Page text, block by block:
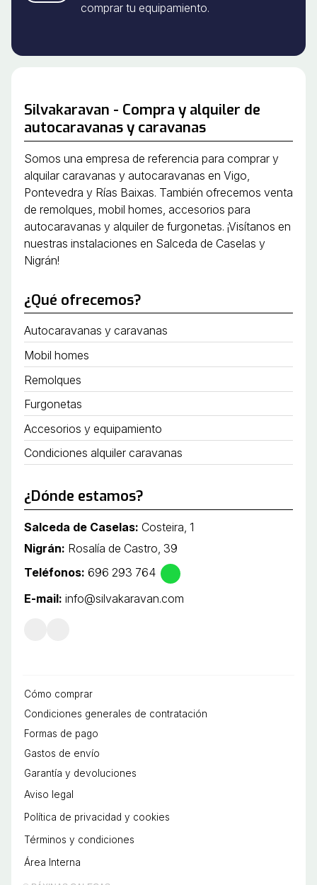
comprar tu equipamiento.
Silvakaravan - Compra y alquiler de
autocaravanas y caravanas
Somos una empresa de referencia para comprar y
alquilar caravanas y autocaravanas en Vigo,
Pontevedra y Rías Baixas. También ofrecemos venta
de remolques, mobil homes, accesorios para
autocaravanas y alquiler de furgonetas. ¡Visítanos en
nuestras instalaciones en Salceda de Caselas y
Nigrán!
¿Qué ofrecemos?
Autocaravanas y caravanas
Mobil homes
Remolques
Furgonetas
Accesorios y equipamiento
Condiciones alquiler caravanas
¿Dónde estamos?
Salceda de Caselas: Costeira, 1
Nigrán: Rosalía de Castro, 39
Teléfonos: 696 293 764
E-mail: info@silvakaravan.com
Cómo comprar
Condiciones generales de contratación
Formas de pago
Gastos de envío
Garantía y devoluciones
Aviso legal
Política de privacidad y cookies
Términos y condiciones
Área Interna